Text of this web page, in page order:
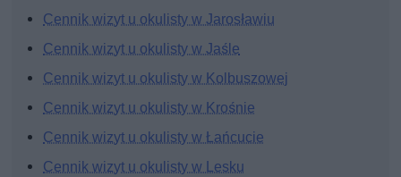
Cennik wizyt u okulisty w Jarosławiu
Cennik wizyt u okulisty w Jaśle
Cennik wizyt u okulisty w Kolbuszowej
Cennik wizyt u okulisty w Krośnie
Cennik wizyt u okulisty w Łańcucie
Cennik wizyt u okulisty w Lesku